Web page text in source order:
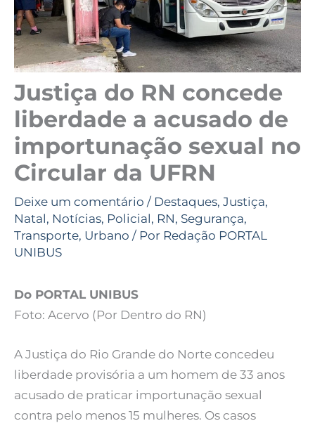
Justiça do RN concede
liberdade a acusado de
importunação sexual no
Circular da UFRN
Deixe um comentário / Destaques, Justiça,
Natal, Notícias, Policial, RN, Segurança,
Transporte, Urbano / Por Redação PORTAL
UNIBUS
Do PORTAL UNIBUS
Foto: Acervo (Por Dentro do RN)
A Justiça do Rio Grande do Norte concedeu
liberdade provisória a um homem de 33 anos
acusado de praticar importunação sexual
contra pelo menos 15 mulheres. Os casos